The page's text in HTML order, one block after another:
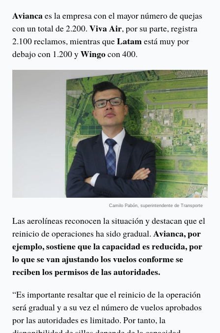
Aviancaes la empresa con el mayor número de quejas
con un total de 2.200. Viva Air, por su parte, registra
2.100 reclamos, mientras queLatamestá muy por
debajo con 1.200 yWingocon 400.
Camilo Pabón, superintendente de Transporte
Las aerolíneas reconocen la situación y destacan que el
reinicio de operaciones ha sido gradual. Avianca, por
ejemplo, sostiene que la capacidad es reducida, por
lo que se van ajustando los vuelos conforme se
reciben los permisos de las autoridades.
“Es importante resaltar que el reinicio de la operación
será gradual y a su vez el número de vuelos aprobados
por las autoridades es limitado. Por tanto, la